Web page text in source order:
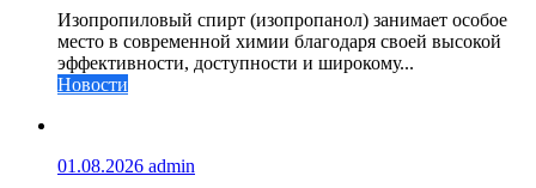
Изопропиловый спирт (изопропанол) занимает особое
место в современной химии благодаря своей высокой
эффективности, доступности и широкому...
Новости
01.08.2026 admin